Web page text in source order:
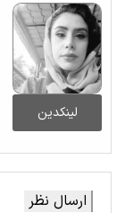
لینکدین
ارسال نظر